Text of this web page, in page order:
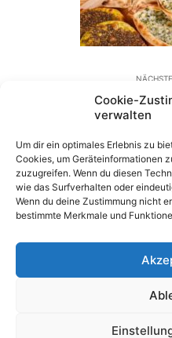
Cookie-
verwalten
Um dir ein optimales Erlebnis zu
Cookies, um Geräteinformationen
zuzugreifen. Wenn du diesen
wie das Surfverhalten oder
Wenn du deine Zustimmung nicht
bestimmte Merkmale und
BESUCH DES